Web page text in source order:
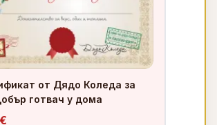
от Дядо Коледа за
готвач у дома